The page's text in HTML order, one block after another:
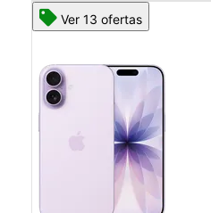
Ver 13 ofertas